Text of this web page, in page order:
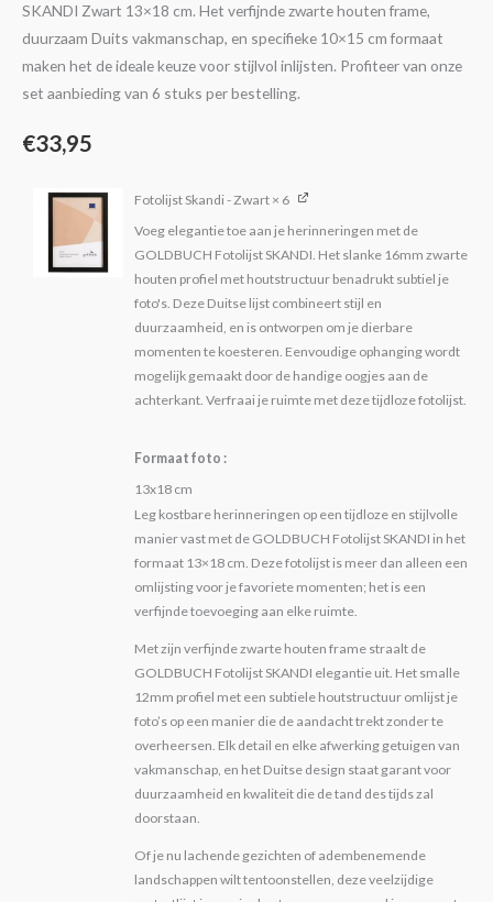
SKANDI Zwart 13×18 cm. Het verfijnde zwarte houten frame,
duurzaam Duits vakmanschap, en specifieke 10×15 cm formaat
maken het de ideale keuze voor stijlvol inlijsten. Profiteer van onze
set aanbieding van 6 stuks per bestelling.
€33,95
Fotolijst Skandi - Zwart × 6
Voeg elegantie toe aan je herinneringen met de
GOLDBUCH Fotolijst SKANDI. Het slanke 16mm zwarte
houten profiel met houtstructuur benadrukt subtiel je
foto's. Deze Duitse lijst combineert stijl en
duurzaamheid, en is ontworpen om je dierbare
momenten te koesteren. Eenvoudige ophanging wordt
mogelijk gemaakt door de handige oogjes aan de
achterkant. Verfraai je ruimte met deze tijdloze fotolijst.
Formaat foto
13x18 cm
Leg kostbare herinneringen op een tijdloze en stijlvolle
manier vast met de GOLDBUCH Fotolijst SKANDI in het
formaat 13×18 cm. Deze fotolijst is meer dan alleen een
omlijsting voor je favoriete momenten; het is een
verfijnde toevoeging aan elke ruimte.
Met zijn verfijnde zwarte houten frame straalt de
GOLDBUCH Fotolijst SKANDI elegantie uit. Het smalle
12mm profiel met een subtiele houtstructuur omlijst je
foto’s op een manier die de aandacht trekt zonder te
overheersen. Elk detail en elke afwerking getuigen van
vakmanschap, en het Duitse design staat garant voor
duurzaamheid en kwaliteit die de tand des tijds zal
doorstaan.
Of je nu lachende gezichten of adembenemende
landschappen wilt tentoonstellen, deze veelzijdige